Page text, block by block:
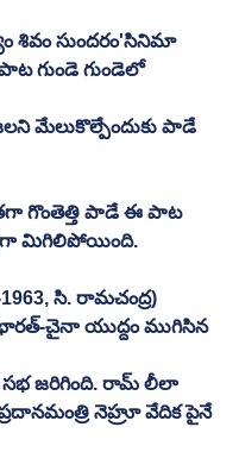
గుండె గుండెలో
మేలుకొల్పేందుకు పాడే
గొంతెత్తి పాడే ఈ పాట
మిగిలిపోయింది.
మేరే వతన్‌ కే లోగో(ప్రెవేట్ర సాంగ్‌-1963, సి. రామచంద్ర)
సభ జరిగింది. రామ్ లీలా
నెహ్రూ వేదిక పైనే